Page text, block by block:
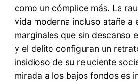
como un cómplice más. La
vida moderna incluso atañe a
marginales que sin descanso
y el delito configuran un
insidioso de su reluciente
mirada a los bajos fondos es